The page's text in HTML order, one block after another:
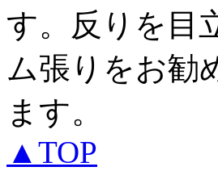
す。反りを目
ム張りをお勧
ます。
▲TOP